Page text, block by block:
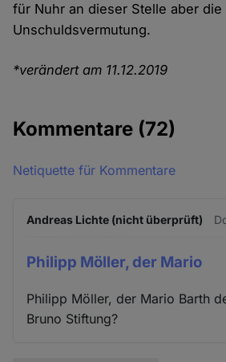
für Nuhr an dieser Stelle aber die
Unschuldsvermutung.
*verändert am 11.12.2019
Kommentare (72)
Netiquette für Kommentare
Andreas Lichte (nicht überprüft)
Philipp Möller, der Mario
Philipp Möller, der Mario Barth
Bruno Stiftung?